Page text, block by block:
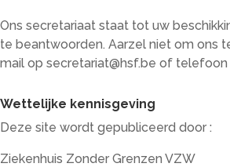
Ons secretariaat staat tot uw
te beantwoorden. Aarzel niet om ons
mail op secretariat@hsf.be of telefoon
Wettelijke kennisgeving
Deze site wordt gepubliceerd door :
Ziekenhuis Zonder Grenzen VZW